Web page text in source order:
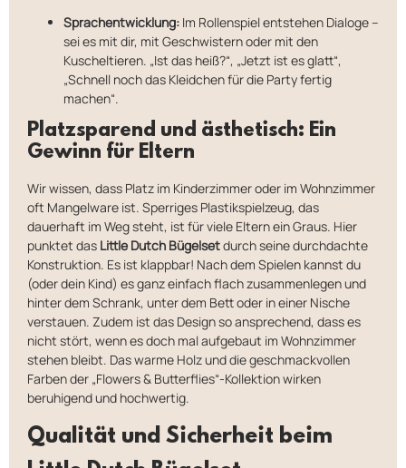
Sprachentwicklung: Im Rollenspiel entstehen Dialoge –
sei es mit dir, mit Geschwistern oder mit den
Kuscheltieren. „Ist das heiß?“, „Jetzt ist es glatt“,
„Schnell noch das Kleidchen für die Party fertig
machen“.
Platzsparend und ästhetisch: Ein
Gewinn für Eltern
Wir wissen, dass Platz im Kinderzimmer oder im Wohnzimmer
oft Mangelware ist. Sperriges Plastikspielzeug, das
dauerhaft im Weg steht, ist für viele Eltern ein Graus. Hier
punktet das Little Dutch Bügelsetdurch seine durchdachte
Konstruktion. Es ist klappbar! Nach dem Spielen kannst du
(oder dein Kind) es ganz einfach flach zusammenlegen und
hinter dem Schrank, unter dem Bett oder in einer Nische
verstauen. Zudem ist das Design so ansprechend, dass es
nicht stört, wenn es doch mal aufgebaut im Wohnzimmer
stehen bleibt. Das warme Holz und die geschmackvollen
Farben der „Flowers & Butterflies“-Kollektion wirken
beruhigend und hochwertig.
Qualität und Sicherheit beim